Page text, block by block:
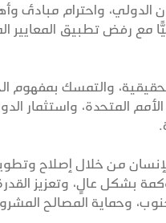
الدولي، واحترام مبادئ
مع رفض تطبيق
والتمسك بمفهوم
المتحدة، واستثمار
من خلال إصلاح
بشكل عالٍ، وتعزيز
وحماية المصالح